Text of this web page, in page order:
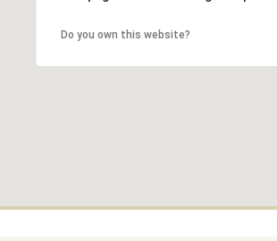
Do you own this website?